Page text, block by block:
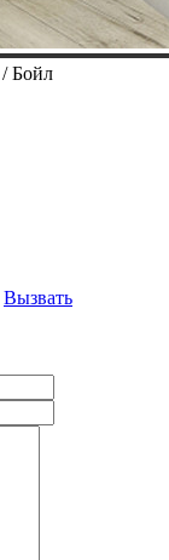
/ Бойл
Вызвать